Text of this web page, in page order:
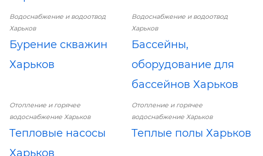
Водоснабжение и водоотвод
Харьков
Бурение скважин
Харьков
Водоснабжение и водоотвод
Харьков
Бассейны,
оборудование для
бассейнов Харьков
Отопление и горячее
водоснабжение Харьков
Тепловые насосы
Харьков
Отопление и горячее
водоснабжение Харьков
Теплые полы Харьков